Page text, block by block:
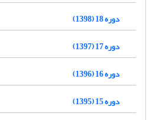
دوره 18 (1398)
دوره 17 (1397)
دوره 16 (1396)
دوره 15 (1395)